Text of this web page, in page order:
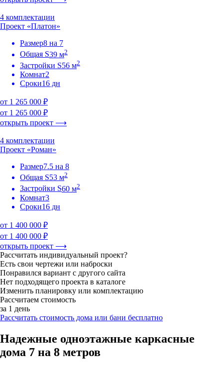
4 комплектации
Проект «Платон»
Размер8 на 7
Общая S39 м2
Застройки S56 м2
Комнат2
Сроки16 дн
от 1 265 000 ₽
от 1 265 000 ₽
открыть проект ⟶
4 комплектации
Проект «Роман»
Размер7.5 на 8
Общая S53 м2
Застройки S60 м2
Комнат3
Сроки16 дн
от 1 400 000 ₽
от 1 400 000 ₽
открыть проект ⟶
Рассчитать индивидуальный проект?
Есть свои чертежи или наброски
Понравился вариант с другого сайта
Нет подходящего проекта в каталоге
Изменить планировку или комплектацию
Рассчитаем стоимость
за 1 день
Рассчитать стоимость дома или бани бесплатно
Надежные одноэтажные каркасные
дома 7 на 8 метров